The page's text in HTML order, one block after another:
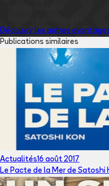
Découvrir les autres
Publications similaires
Actualités16 août 2017
Le Pacte de la Mer de Satoshi